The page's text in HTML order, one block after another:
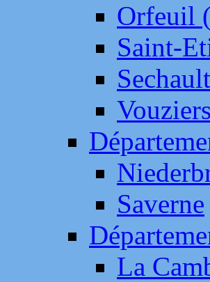
Orfeuil
Saint-
Saverne
La